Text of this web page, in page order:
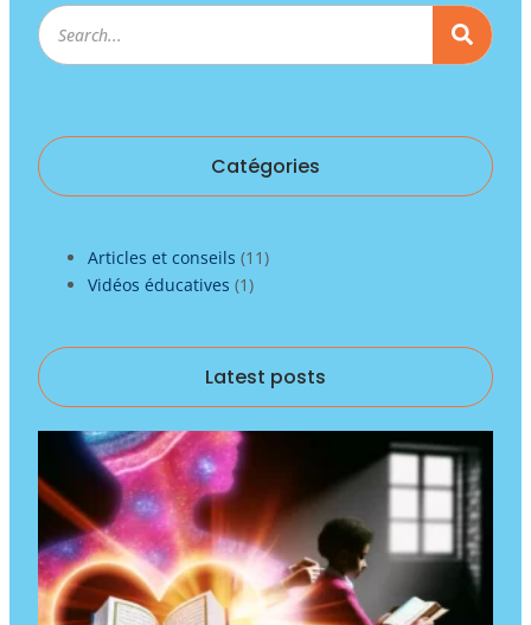
Rechercher
Catégories
Articles et conseils (11)
Vidéos éducatives (1)
Latest posts